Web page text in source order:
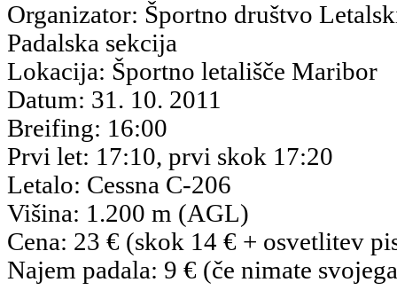
Organizator: Športno društvo
Padalska sekcija
Lokacija: Športno letališče Maribor
Datum: 31. 10. 2011
Breifing: 16:00
Prvi let: 17:10, prvi skok 17:20
Letalo: Cessna C-206
Višina: 1.200 m (AGL)
Cena: 23 € (skok 14 € + osvetlitev
Najem padala: 9 € (če nimate